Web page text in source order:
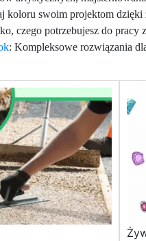
koloru swoim projektom dzięki
czego potrzebujesz do pracy
: Kompleksowe rozwiązania